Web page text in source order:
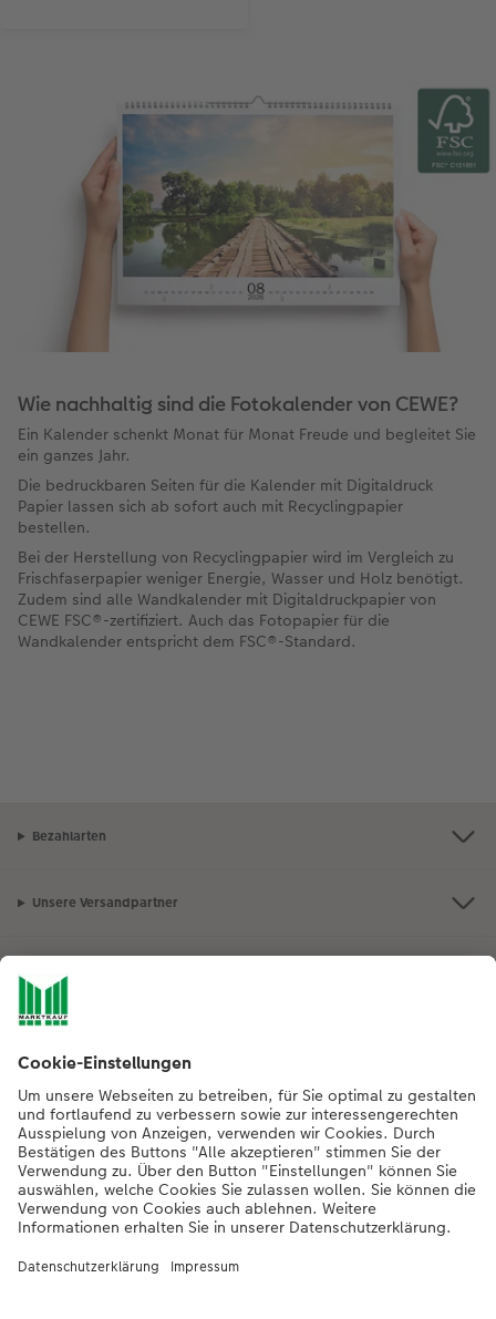
Wie nachhaltig sind die Fotokalender von CEWE?
Ein Kalender schenkt Monat für Monat Freude und begleitet Sie
ein ganzes Jahr.
Die bedruckbaren Seiten für die Kalender mit Digitaldruck
Papier lassen sich ab sofort auch mit Recyclingpapier
bestellen.
Bei der Herstellung von Recyclingpapier wird im Vergleich zu
Frischfaserpapier weniger Energie, Wasser und Holz benötigt.
Zudem sind alle Wandkalender mit Digitaldruckpapier von
CEWE FSC®-zertifiziert. Auch das Fotopapier für die
Wandkalender entspricht dem FSC®-Standard.
Bezahlarten
Unsere Versandpartner
Mein Fotoservice
Informationen
Sortiment